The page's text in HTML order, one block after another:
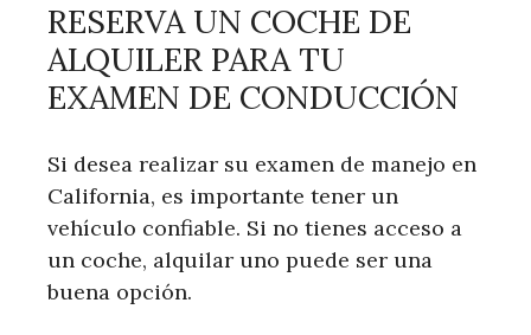
RESERVA UN COCHE DE
ALQUILER PARA TU
EXAMEN DE CONDUCCIÓN
Si desea realizar su examen de manejo en
California, es importante tener un
vehículo confiable. Si no tienes acceso a
un coche, alquilar uno puede ser una
buena opción.